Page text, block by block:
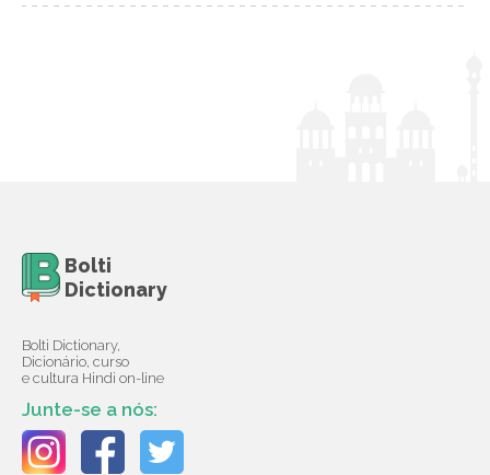
Bolti
Dictionary
Bolti Dictionary,
Dicionário, curso
e cultura Hindi on-line
Junte-se a nós: